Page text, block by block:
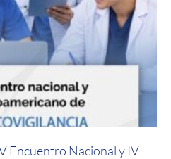
Encuentro Nacional y IV